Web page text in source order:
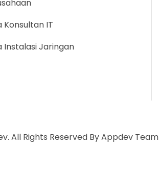
Konsultan IT
Instalasi Jaringan
All Rights Reserved ByAppdev Team